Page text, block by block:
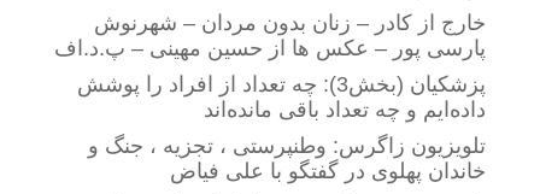
خارج از کادر – زنان بدون مردان – شهرنوش
پارسی پور – عکس ها از حسین مهینی – پ.د.اف
پزشکیان (بخش3): چه تعداد از افراد را پوشش
داده‌ایم و چه تعداد باقی مانده‌اند
تلویزیون زاگرس: وطنپرستی ، تجزیه ، جنگ و
خاندان پهلوی در گفتگو با علی فیاض